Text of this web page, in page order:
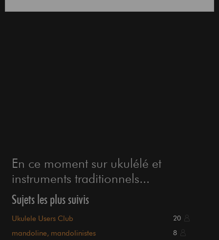
En ce moment sur ukulélé et
instruments traditionnels...
Sujets les plus suivis
Ukulele Users Club 20
mandoline, mandolinistes 8